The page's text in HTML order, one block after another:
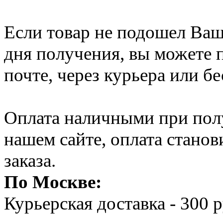
Если товар не подошел
дня получения, вы можете
почте, через курьера или
Оплата наличными при
нашем сайте, оплата
заказа.
По Москве:
Курьерская доставка - 300